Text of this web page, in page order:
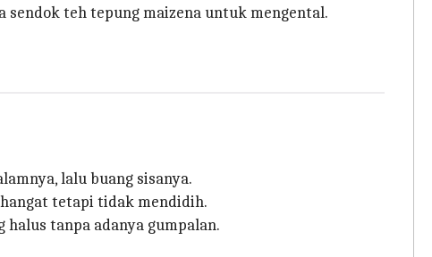
sendok teh tepung maizena untuk mengental.
lalu buang sisanya.
tetapi tidak mendidih.
tanpa adanya gumpalan.